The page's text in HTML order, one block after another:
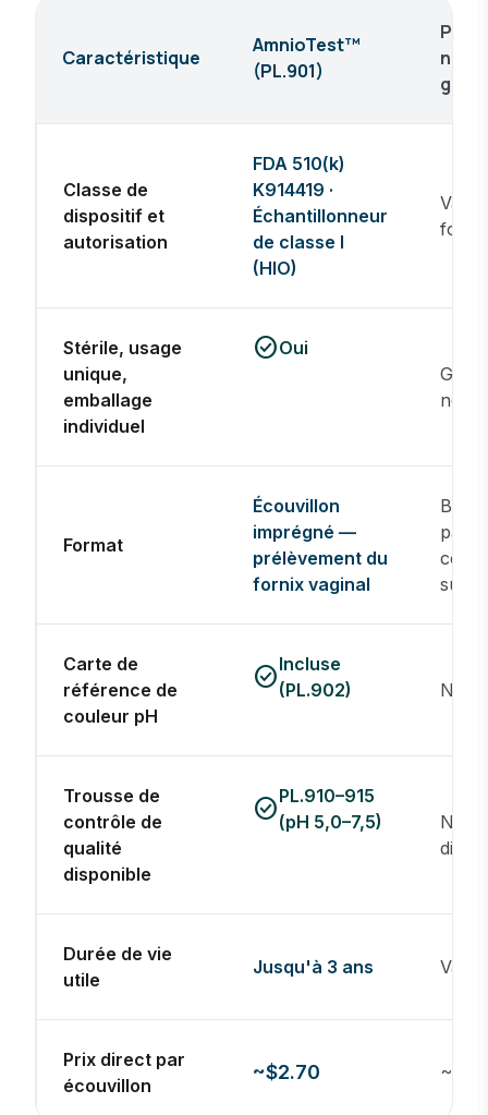
Caractéristique
AmnioTest™
(PL.901)
Classe de
dispositif et
autorisation
FDA 510(k)
K914419 ·
Échantillonneur
de classe I
(HIO)
Varie
Stérile, usage
unique,
emballage
individuel
check_circleOui
non
Format
Écouvillon
imprégné —
prélèvement du
fornix vaginal
Carte de
référence de
couleur pH
check_circleIncluse
(PL.902)
Non
Trousse de
contrôle de
qualité
disponible
check_circlePL.910–915
(pH 5,0–7,5)
Non
Durée de vie
utile
Jusqu'à 3 ans Varie
Prix direct par
écouvillon
~$2.70